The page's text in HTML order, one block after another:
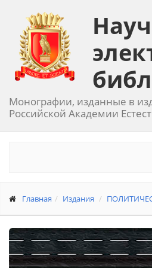
Монографии, изданные в
Российской Академии
Главная Издания